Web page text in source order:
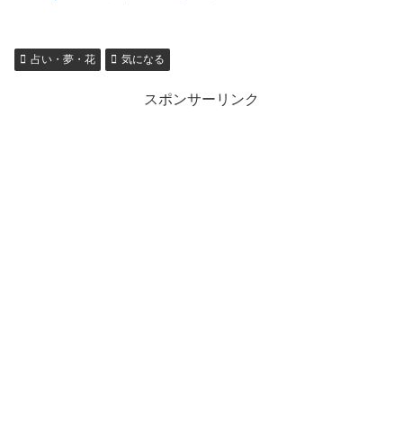
ジ5選
せた花の選び方
占い・夢・花 気になる
スポンサーリンク